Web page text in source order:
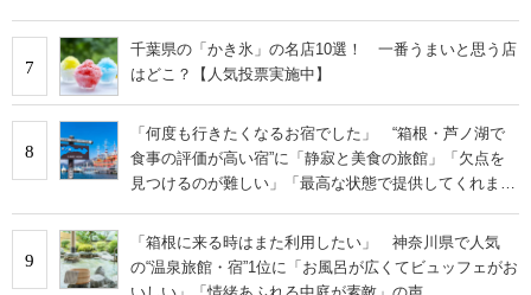
7
千葉県の「かき氷」の名店10選！ 一番うまいと思う店
はどこ？【人気投票実施中】
8
「何度も行きたくなるお宿でした」 “箱根・芦ノ湖で
食事の評価が高い宿”に「静寂と美食の旅館」「欠点を
見つけるのが難しい」「最高な状態で提供してくれま
9
「箱根に来る時はまた利用したい」 神奈川県で人気
の“温泉旅館・宿”1位に「お風呂が広くてビュッフェがお